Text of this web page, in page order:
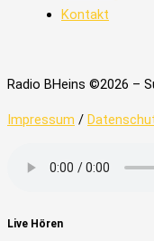
Kontakt
Radio BHeins ©2026 –
Impressum /
Live Hören